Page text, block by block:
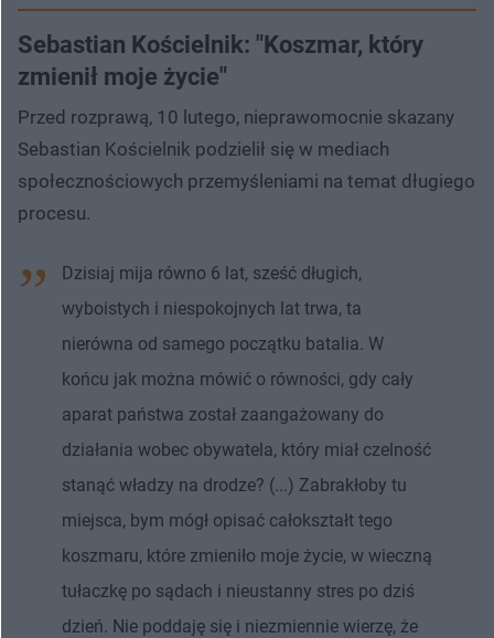
Sebastian Kościelnik: "Koszmar, który
zmienił moje życie"
Przed rozprawą, 10 lutego, nieprawomocnie skazany
Sebastian Kościelnik podzielił się w mediach
społecznościowych przemyśleniami na temat długiego
procesu.
Dzisiaj mija równo 6 lat, sześć długich,
wyboistych i niespokojnych lat trwa, ta
nierówna od samego początku batalia. W
końcu jak można mówić o równości, gdy cały
aparat państwa został zaangażowany do
działania wobec obywatela, który miał czelność
stanąć władzy na drodze? (...) Zabrakłoby tu
miejsca, bym mógł opisać całokształt tego
koszmaru, które zmieniło moje życie, w wieczną
tułaczkę po sądach i nieustanny stres po dziś
dzień. Nie poddaję się i niezmiennie wierzę, że